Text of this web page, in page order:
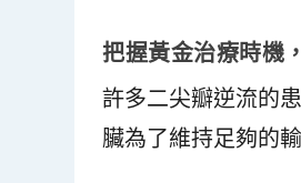
把握黃金治療時機
許多二尖瓣逆流的
臟為了維持足夠的